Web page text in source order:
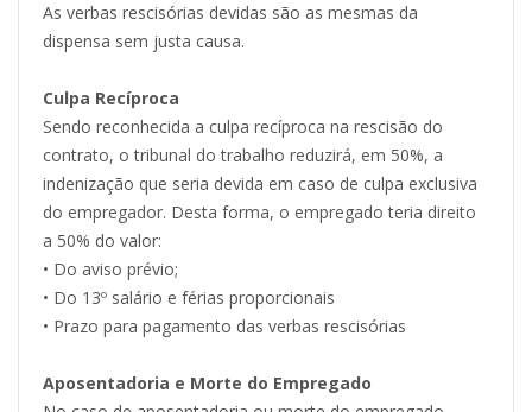
As verbas rescisórias devidas são as mesmas da
dispensa sem justa causa.
Culpa Recíproca
Sendo reconhecida a culpa recíproca na rescisão do
contrato, o tribunal do trabalho reduzirá, em 50%, a
indenização que seria devida em caso de culpa exclusiva
do empregador. Desta forma, o empregado teria direito
a 50% do valor:
• Do aviso prévio;
• Do 13º salário e férias proporcionais
• Prazo para pagamento das verbas rescisórias
Aposentadoria e Morte do Empregado